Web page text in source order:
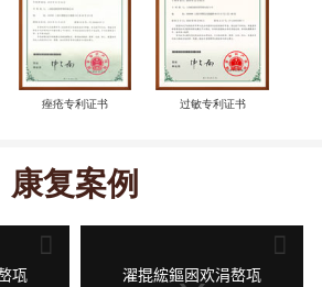
痤疮专利证书 过敏专利证书
康复案例
瓨鍏
濯掍綋鏂囦欢涓嶅瓨鍏